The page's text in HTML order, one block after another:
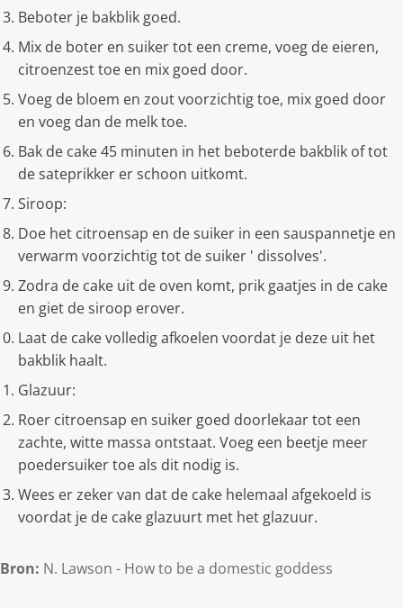
Beboter je bakblik goed.
Mix de boter en suiker tot een creme, voeg de eieren,
citroenzest toe en mix goed door.
Voeg de bloem en zout voorzichtig toe, mix goed door
en voeg dan de melk toe.
Bak de cake 45 minuten in het beboterde bakblik of tot
de sateprikker er schoon uitkomt.
Siroop:
Doe het citroensap en de suiker in een sauspannetje en
verwarm voorzichtig tot de suiker ' dissolves'.
Zodra de cake uit de oven komt, prik gaatjes in de cake
en giet de siroop erover.
Laat de cake volledig afkoelen voordat je deze uit het
bakblik haalt.
Glazuur:
Roer citroensap en suiker goed doorlekaar tot een
zachte, witte massa ontstaat. Voeg een beetje meer
poedersuiker toe als dit nodig is.
Wees er zeker van dat de cake helemaal afgekoeld is
voordat je de cake glazuurt met het glazuur.
Bron: N. Lawson - How to be a domestic goddess